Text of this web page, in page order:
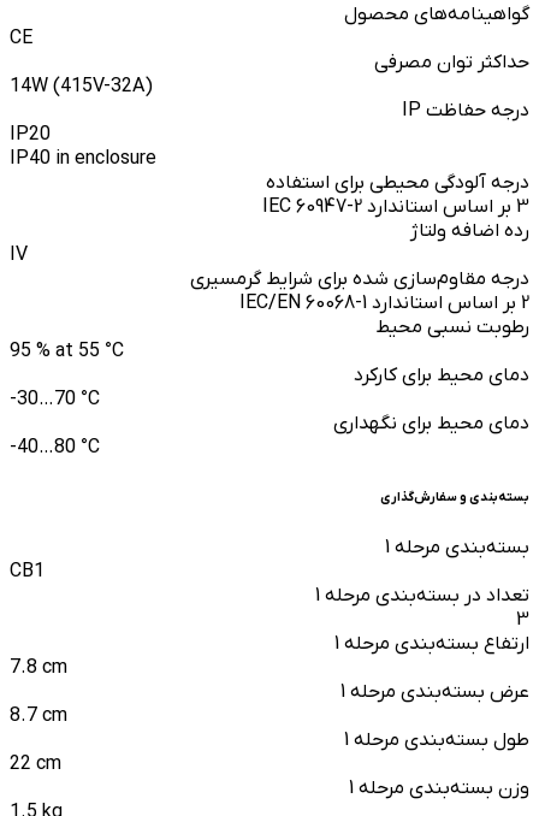
گواهینامه‌های محصول
CE
حداکثر توان مصرفی
14W (415V-32A)
درجه حفاظت IP
IP20
IP40 in enclosure
درجه آلودگی محیطی برای استفاده
3 بر اساس استاندارد IEC 60947-2
رده اضافه ولتاژ
IV
درجه مقاوم‌سازی شده برای شرایط گرمسیری
2 بر اساس استاندارد IEC/EN 60068-1
رطوبت نسبی محیط
95 % at 55 °C
دمای محیط برای کارکرد
-30…70 °C
دمای محیط برای نگهداری
-40…80 °C
بسته‌بندی و سفارش‌گذاری
بسته‌بندی مرحله 1
CB1
تعداد در بسته‌بندی مرحله 1
3
ارتفاع بسته‌بندی مرحله 1
7.8 cm
عرض بسته‌بندی مرحله 1
8.7 cm
طول بسته‌بندی مرحله 1
22 cm
وزن بسته‌بندی مرحله 1